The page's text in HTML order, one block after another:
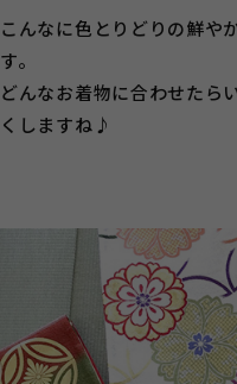
こんなに色とりどりの鮮や
す。
どんなお着物に合わせたら
くしますね♪